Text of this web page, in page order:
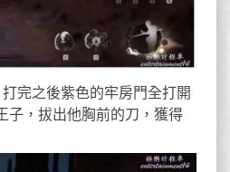
完之後紫色的牢房門全打開
，拔出他胸前的刀，獲得